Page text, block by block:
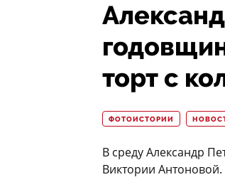
торт с
ФОТОИСТОРИИ
В среду Александр
Виктории Антоновой.